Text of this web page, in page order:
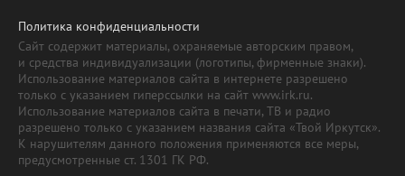
Политика конфиденциальности
Сайт содержит материалы, охраняемые авторским правом,
и средства индивидуализации (логотипы, фирменные знаки).
Использование материалов сайта в интернете разрешено
только с указанием гиперссылки на сайт www.irk.ru.
Использование материалов сайта в печати, ТВ и радио
разрешено только с указанием названия сайта «Твой Иркутск».
К нарушителям данного положения применяются все меры,
предусмотренные ст. 1301 ГК РФ.